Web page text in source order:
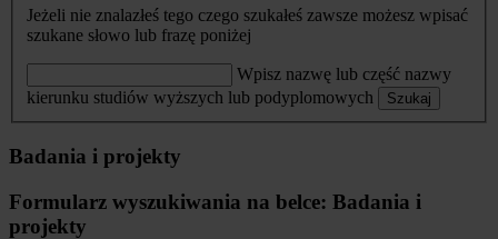
Jeżeli nie znalazłeś tego czego szukałeś zawsze możesz wpisać
szukane słowo lub frazę poniżej
Wpisz nazwę lub część nazwy
kierunku studiów wyższych lub podyplomowych
Szukaj
Badania i projekty
Formularz wyszukiwania na belce: Badania i
projekty